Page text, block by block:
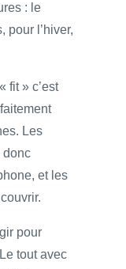
: le
pour l’hiver,
fit » c’est
Les
donc
et les
pour
tout avec